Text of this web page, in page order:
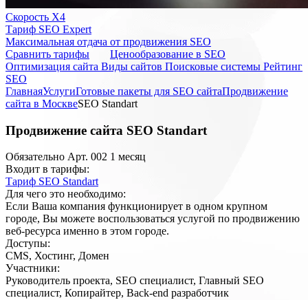
Скорость Х4
Тариф SEO Expert
Максимальная отдача от продвижения SEO
Cравнить тарифы
Ценообразование в SEO
Оптимизация сайта Виды сайтов Поисковые системы Рейтинг
SEO
ГлавнаяУслугиГотовые пакеты для SEO сайтаПродвижение
сайта в МосквеSEO Standart
Продвижение сайта SEO Standart
Обязательно Арт. 002 1 месяц
Входит в тарифы:
Тариф SEO Standart
Для чего это необходимо:
Если Ваша компания функционирует в одном крупном
городе, Вы можете воспользоваться услугой по продвижению
веб-ресурса именно в этом городе.
Доступы:
CMS, Хостинг, Домен
Участники:
Руководитель проекта, SEO специалист, Главный SEO
специалист, Копирайтер, Back-end разработчик